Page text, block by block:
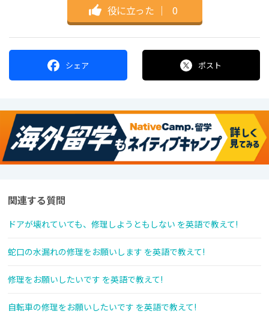
役に立った ｜ 0
シェア ポスト
関連する質問
ドアが壊れていても、修理しようともしない を英語で教えて!
蛇口の水漏れの修理をお願いします を英語で教えて!
修理をお願いしたいです を英語で教えて!
自転車の修理をお願いしたいです を英語で教えて!